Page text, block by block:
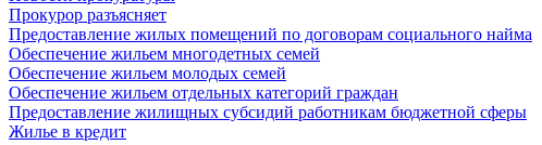
Прокурор разъясняет
Предоставление жилых помещений по договорам социального найма
Обеспечение жильем многодетных семей
Обеспечение жильем молодых семей
Обеспечение жильем отдельных категорий граждан
Предоставление жилищных субсидий работникам бюджетной сферы
Жилье в кредит